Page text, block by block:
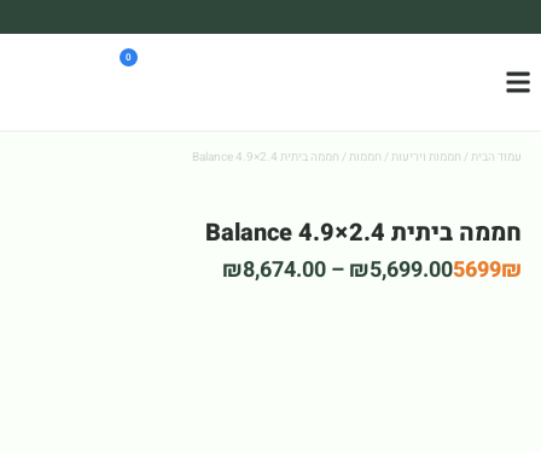
0
עמוד הבית/ חממות ויריעות/ חממות/ חממה ביתית 2.4×4.9 Balance
חממה ביתית 2.4×4.9 Balance
5699₪
₪5,699.00
–
₪8,674.00